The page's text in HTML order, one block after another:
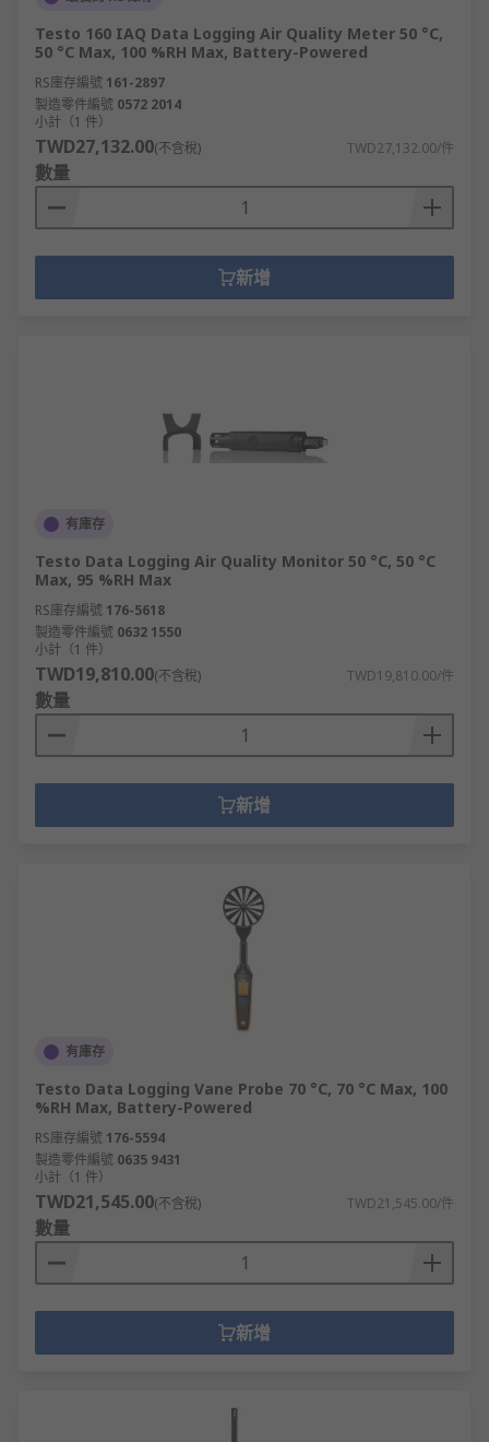
Testo 160 IAQ Data Logging Air Quality Meter 50 °C,
50 °C Max, 100 %RH Max, Battery-Powered
RS庫存編號 161-2897
製造零件編號 0572 2014
小計（1 件）
TWD27,132.00(不含稅) TWD27,132.00/件
數量
新增
有庫存
Testo Data Logging Air Quality Monitor 50 °C, 50 °C
Max, 95 %RH Max
RS庫存編號 176-5618
製造零件編號 0632 1550
小計（1 件）
TWD19,810.00(不含稅) TWD19,810.00/件
數量
新增
有庫存
Testo Data Logging Vane Probe 70 °C, 70 °C Max, 100
%RH Max, Battery-Powered
RS庫存編號 176-5594
製造零件編號 0635 9431
小計（1 件）
TWD21,545.00(不含稅) TWD21,545.00/件
數量
新增